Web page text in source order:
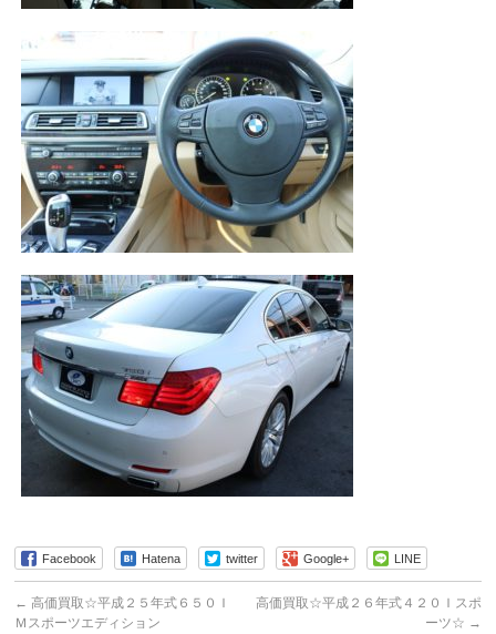
Facebook Hatena twitter Google+ LINE
← 高価買取☆平成２５年式６５０Ｉ
Ｍスポーツエディション
高価買取☆平成２６年式４２０Ｉスポ
ーツ☆ →